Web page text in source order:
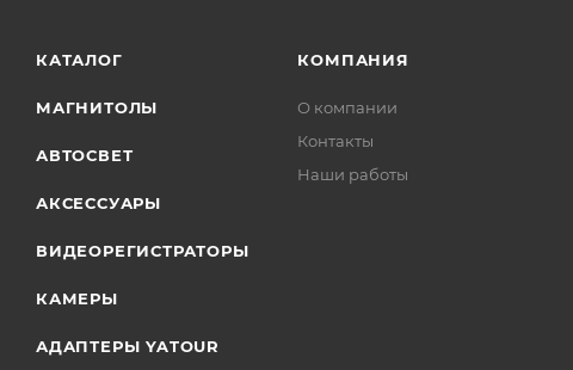
КАТАЛОГ
МАГНИТОЛЫ
АВТОСВЕТ
АКСЕССУАРЫ
ВИДЕОРЕГИСТРАТОРЫ
КАМЕРЫ
АДАПТЕРЫ YATOUR
КОМПАНИЯ
О компании
Контакты
Наши работы